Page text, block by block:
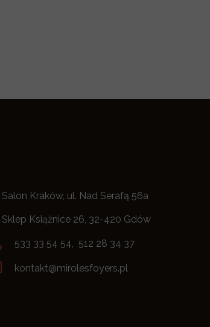
Salon Kraków, ul. Nad Serafą 56a
Sklep Książnice 26, 32-420 Gdów
kontakt@mirolesfoyers.pl
533 33 54 54, 512 28 34 37